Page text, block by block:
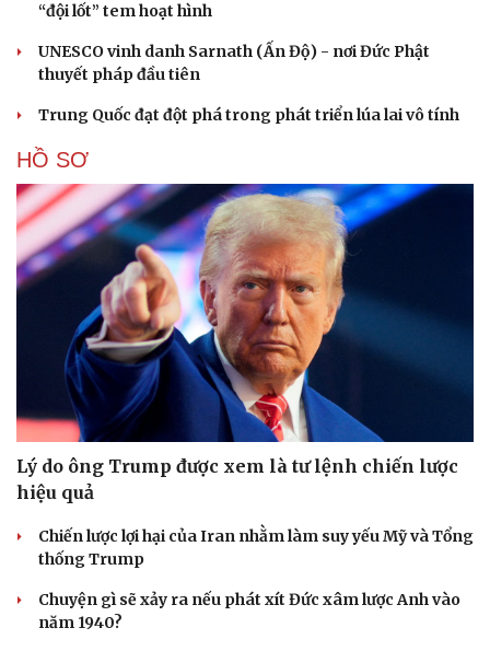
Cải chính
“đội lốt” tem hoạt hình
UNESCO vinh danh Sarnath (Ấn Độ) - nơi Đức Phật
thuyết pháp đầu tiên
Trung Quốc đạt đột phá trong phát triển lúa lai vô tính
HỒ SƠ
Lý do ông Trump được xem là tư lệnh chiến lược
hiệu quả
Chiến lược lợi hại của Iran nhằm làm suy yếu Mỹ và Tổng
thống Trump
Chuyện gì sẽ xảy ra nếu phát xít Đức xâm lược Anh vào
năm 1940?